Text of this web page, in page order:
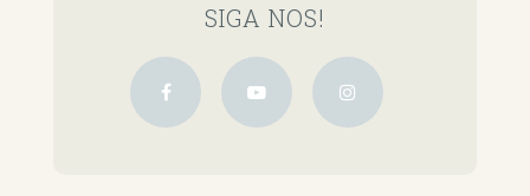
SIGA NOS!